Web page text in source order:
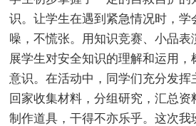
识。让学生在遇到紧急情况时，学
噪，不慌张。用知识竞赛、小品表
展学生对安全知识的理解和运用，
意识。在活动中，同学们充分发挥
回家收集材料，分组研究，汇总资
制作道具，干得不亦乐乎。这次我